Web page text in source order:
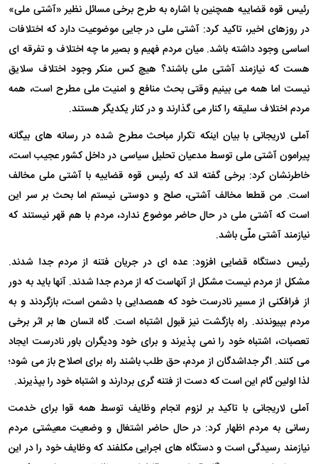
رئیس قوه قضاییه همچنین با اشاره به طرح برخی مسائل نظیر «آشتی ملی»
در روزهای اخیر، تاکید کرد: آشتی ملی در جایی موضوعیت دارد که اختلافات
اساسی وجود داشته باشد. میان مردم فهیم و بصیر ما چه اختلاف و تفرقه ای
هست که نیازمند آشتی ملی باشند؟ هیچ کس منکر وجود اختلاف سلایق
نیست اما همه می بینیم وقتی بحث منافع و امنیت ملی مطرح است، همه
مردم اختلاف سلیقه را کنار می گذارند و در کنار یکدیگر هستند.
آملی لاریجانی با بیان اینکه تکرار مباحث مطرح شده در رسانه های بیگانه
پیرامون آشتی ملی توسط مدعیان تحلیل سیاسی در داخل کشور عجیب است،
خاطرنشان کرد: برخی گفته اند که رئیس قوه قضاییه با آشتی ملی مخالف
است. من قطعا مخالف آشتی، صلح و دوستی نیستم اما بحث بر سر این
است که آشتی ملی در حال حاضر موضوع ندارد، مردم با هم قهر نیستند که
نیازمند آشتی ملّی باشد.
رئیس دستگاه قضایی افزود: عده ای در جریان فتنه از مردم جدا شدند.
مشکل از مردم نیست مشکل از آنهاست که از مردم جدا شدند. آنها باید به دور
از فرافکنی از مسیر نادرست خود که همصدایی با دشمن است، بازگردند و به
مردم بپیوندند. راه بازگشت نیز قبول اشتباه است. گاه انسان ها بر اثر برخی
تعصبات، اشتباه خود را نمی پذیرند و برای خود ودیگران باور نادرست ایجاد
می کنند. اگر جداشدگان از مردم، حق طلب باشند راه برای اصلاح باز می شود؛
لذا اولین گام این است که دست از فتنه گری بردارند و اشتباه خود را بپذیرند.
آملی لاریجانی با تاکید بر لزوم انجام وظایف توسط همه قوا برای خدمت
رسانی به مردم اظهار کرد: در حال حاضر اشتغال و وضعیت معیشتی مردم
نیازمند رسیدگی است و دستگاه های اجرایی مکلفند که وظایف خود را در این